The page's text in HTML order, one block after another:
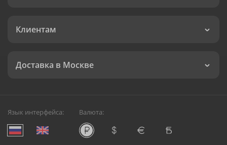
Клиентам
Доставка в Москве
Язык интерфейса: Валюта: